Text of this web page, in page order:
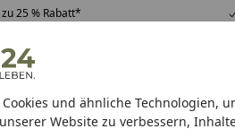
und ähnliche Technologien,
Website zu verbessern,
25 % Rabatt*
25.988 Bewertungen
Tipps & Tricks